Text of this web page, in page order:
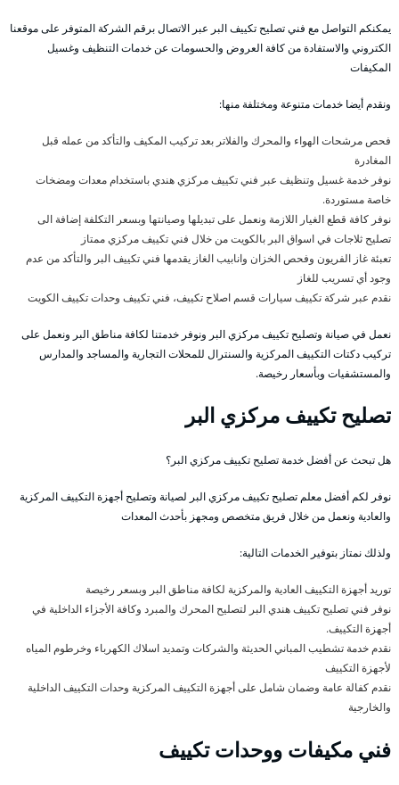
يمكنكم التواصل مع فني تصليح تكييف البر عبر الاتصال برقم الشركة المتوفر على موقعنا
الكتروني والاستفادة من كافة العروض والحسومات عن خدمات التنظيف وغسيل
المكيفات
ونقدم أيضا خدمات متنوعة ومختلفة منها:
فحص مرشحات الهواء والمحرك والفلاتر بعد تركيب المكيف والتأكد من عمله قبل
المغادرة
نوفر خدمة غسيل وتنظيف عبر فني تكييف مركزي هندي باستخدام معدات ومضخات
خاصة مستوردة.
نوفر كافة قطع الغيار اللازمة ونعمل على تبديلها وصيانتها وبسعر التكلفة إضافة الى
تصليح ثلاجات في اسواق البر بالكويت من خلال فني تكييف مركزي ممتاز
تعبئة غاز الفريون وفحص الخزان وانابيب الغاز يقدمها فني تكييف البر والتأكد من عدم
وجود أي تسريب للغاز
نقدم عبر شركة تكييف سيارات قسم اصلاح تكييف، فني تكييف وحدات تكييف الكويت
نعمل في صيانة وتصليح تكييف مركزي البر ونوفر خدمتنا لكافة مناطق البر ونعمل على
تركيب دكتات التكييف المركزية والسنترال للمحلات التجارية والمساجد والمدارس
والمستشفيات وبأسعار رخيصة.
تصليح تكييف مركزي البر
هل تبحث عن أفضل خدمة تصليح تكييف مركزي البر؟
نوفر لكم أفضل معلم تصليح تكييف مركزي البر لصيانة وتصليح أجهزة التكييف المركزية
والعادية ونعمل من خلال فريق متخصص ومجهز بأحدث المعدات
ولذلك نمتاز بتوفير الخدمات التالية:
توريد أجهزة التكييف العادية والمركزية لكافة مناطق البر وبسعر رخيصة
نوفر فني تصليح تكييف هندي البر لتصليح المحرك والمبرد وكافة الأجزاء الداخلية في
أجهزة التكييف.
نقدم خدمة تشطيب المباني الحديثة والشركات وتمديد اسلاك الكهرباء وخرطوم المياه
لأجهزة التكييف
نقدم كفالة عامة وضمان شامل على أجهزة التكييف المركزية وحدات التكييف الداخلية
والخارجية
فني مكيفات ووحدات تكييف